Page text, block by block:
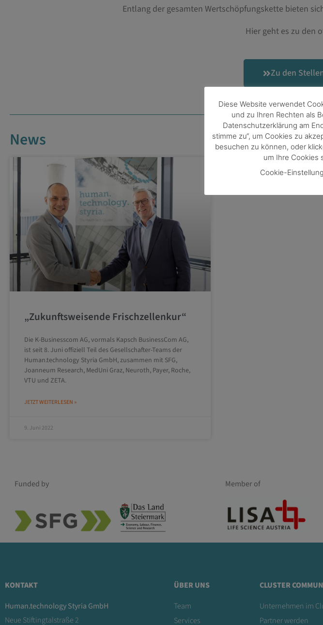
Entlang der gesamten Wertschöpfungskette bieten
Hier geht es zu den
Zu den
News
„Zukunftsweisende Frischzellenkur“
Die K-Businesscom AG, vormals Kapsch BusinessCom AG,
ist seit 8. Juni offiziell Teil des Gesellschafter-Teams der
Human.technology Styria GmbH, zusammen mit SFG,
Joanneum Research, MedUni Graz, Neuroth, Payer, Roche,
VTU und ZETA.
JETZT WEITERLESEN »
9. Juni 2022
Funded by Member of
KONTAKT
Human.technology Styria GmbH
Neue Stiftingtalstraße 2
ÜBER UNS
Team
Services
CLUSTER
Unternehmen im
Partner werden
Diese Website verwendet
und zu Ihren Rechten als
Datenschutzerklärung am
stimme zu“, um Cookies zu
besuchen zu können, oder
um Ihre Cookies
Cookie-